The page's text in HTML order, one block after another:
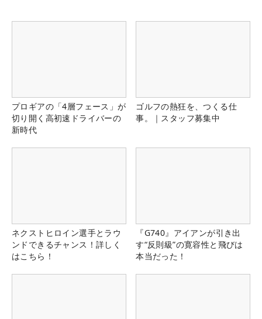
プロギアの「4層フェース」が
切り開く高初速ドライバーの
新時代
ゴルフの熱狂を、つくる仕
事。｜スタッフ募集中
ネクストヒロイン選手とラウ
ンドできるチャンス！詳しく
はこちら！
『G740』アイアンが引き出
す“反則級”の寛容性と飛びは
本当だった！